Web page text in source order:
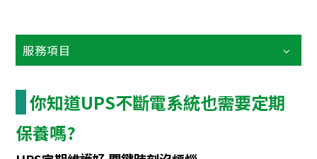
服務項目
你知道UPS不斷電系統也需要定期
保養嗎?